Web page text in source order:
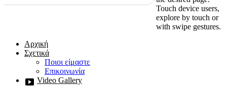
Touch device users,
explore by touch or
with swipe gestures.
Αρχική
Σχετικά
Ποιοι είμαστε
Επικοινωνία
Video Gallery